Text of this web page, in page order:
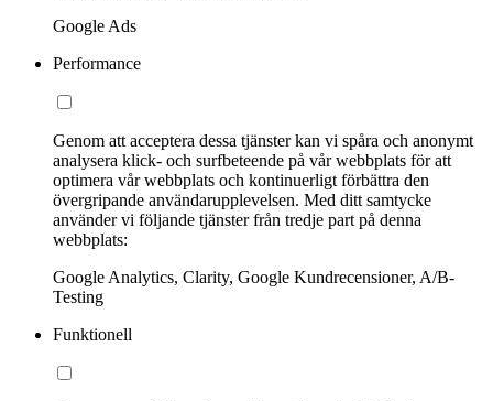
Google Ads
Performance
Genom att acceptera dessa tjänster kan vi spåra och anonymt
analysera klick- och surfbeteende på vår webbplats för att
optimera vår webbplats och kontinuerligt förbättra den
övergripande användarupplevelsen. Med ditt samtycke
använder vi följande tjänster från tredje part på denna
webbplats:
Google Analytics, Clarity, Google Kundrecensioner, A/B-
Testing
Funktionell